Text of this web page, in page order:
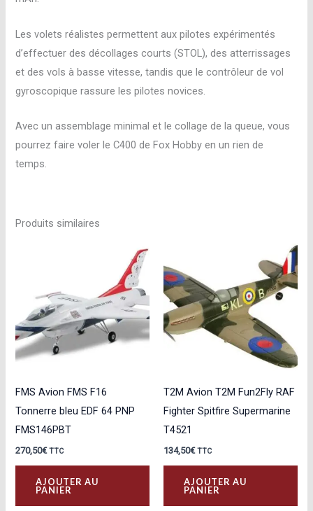
Les volets réalistes permettent aux pilotes expérimentés
d’effectuer des décollages courts (STOL), des atterrissages
et des vols à basse vitesse, tandis que le contrôleur de vol
gyroscopique rassure les pilotes novices.
Avec un assemblage minimal et le collage de la queue, vous
pourrez faire voler le C400 de Fox Hobby en un rien de
temps.
Produits similaires
FMS Avion FMS F16
Tonnerre bleu EDF 64 PNP
FMS146PBT
270,50€ TTC
AJOUTER AU
PANIER
T2M Avion T2M Fun2Fly RAF
Fighter Spitfire Supermarine
T4521
134,50€ TTC
AJOUTER AU
PANIER